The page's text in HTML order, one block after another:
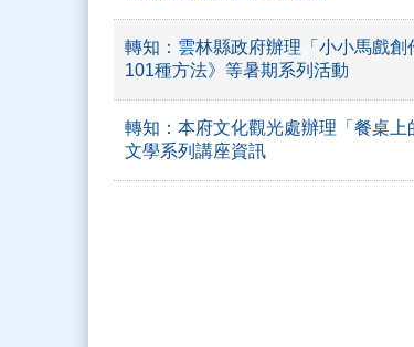
轉知：雲林縣政府辦理「小小馬戲
101種方法》等暑期系列活動
轉知：本府文化觀光處辦理「餐桌
文學系列講座資訊